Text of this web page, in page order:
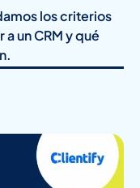
los criterios
un CRM y qué